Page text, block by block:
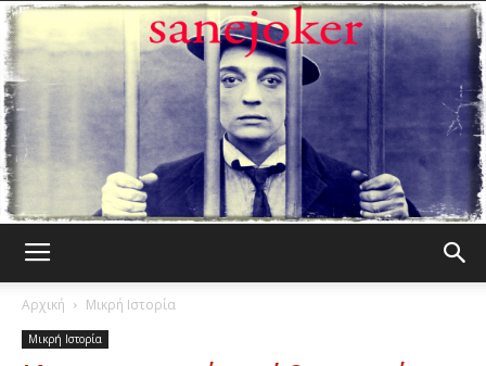
Αρχική Μικρή Ιστορία
Μικρή Ιστορία